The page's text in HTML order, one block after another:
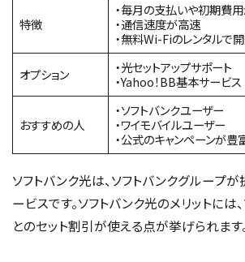
特徴
・毎月の支払いや初期費
・通信速度が高速
・無料Wi-Fiのレンタルで
オプション
・光セットアップサポート
・Yahoo！BB基本サービス
おすすめの人
・ソフトバンクユーザー
・ワイモバイルユーザー
・公式のキャンペーンが
ソフトバンク光は、ソフトバンクグループ
ービスです。ソフトバンク光のメリットには
とのセット割引が使える点が挙げられます